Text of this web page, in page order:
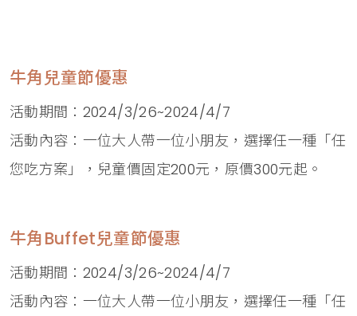
牛角兒童節優惠
活動期間：2024/3/26~2024/4/7
活動內容：一位大人帶一位小朋友，選擇任一種「任
您吃方案」，兒童價固定200元，原價300元起。
牛角Buffet兒童節優惠
活動期間：2024/3/26~2024/4/7
活動內容：一位大人帶一位小朋友，選擇任一種「任